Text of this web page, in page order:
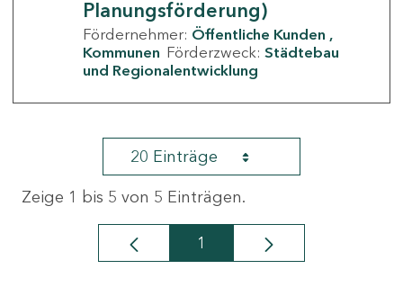
Planungsförderung)
Fördernehmer: Öffentliche Kunden
Kommunen Förderzweck: Städtebau
und Regionalentwicklung
20 Einträge
Zeige 1 bis 5 von 5 Einträgen.
Seite
1